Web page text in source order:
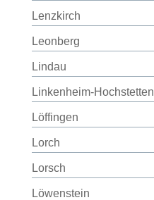
Lenzkirch
Leonberg
Lindau
Linkenheim-Hochstetten
Löffingen
Lorch
Lorsch
Löwenstein